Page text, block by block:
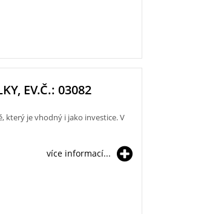
EV.Č.: 03082
který je vhodný i jako investice. V
více informací...